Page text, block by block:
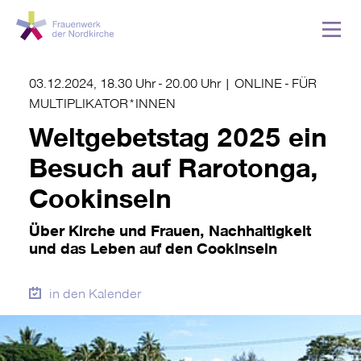
03.12.2024, 18.30 Uhr- 20.00 Uhr| ONLINE - FÜR
MULTIPLIKATOR*INNEN
Weltgebetstag 2025 ein
Besuch auf Rarotonga,
Cookinseln
Über Kirche und Frauen, Nachhaltigkeit
und das Leben auf den Cookinseln
in den Kalender